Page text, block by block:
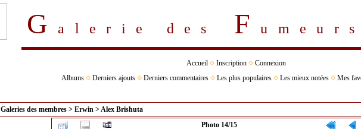
Galerie des F
Accueil Inscription
Connexion
Albums
Derniers ajouts Derniers commentaires Les plus populaires Les mieux notées Mes
Galeries des membres > Erwin >Alex Brishuta
Photo 14/15